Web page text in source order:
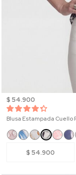
$ 54.900
Blusa Estampada Cuello
$ 54.900